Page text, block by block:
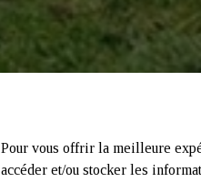
Pour vous offrir la meilleure
accéder et/ou stocker les